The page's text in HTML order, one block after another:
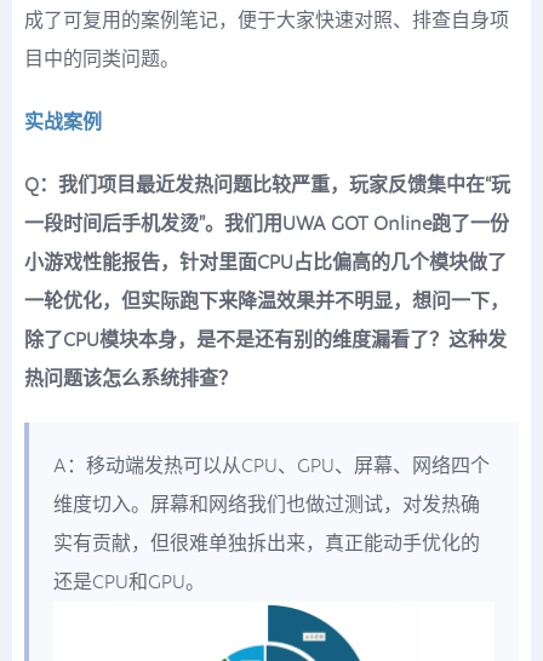
成了可复用的案例笔记，便于大家快速对照、排查自身项
目中的同类问题。
实战案例
Q：我们项目最近发热问题比较严重，玩家反馈集中在“玩
一段时间后手机发烫”。我们用UWA GOT Online跑了一份
小游戏性能报告，针对里面CPU占比偏高的几个模块做了
一轮优化，但实际跑下来降温效果并不明显，想问一下，
除了CPU模块本身，是不是还有别的维度漏看了？这种发
热问题该怎么系统排查？
A：移动端发热可以从CPU、GPU、屏幕、网络四个
维度切入。屏幕和网络我们也做过测试，对发热确
实有贡献，但很难单独拆出来，真正能动手优化的
还是CPU和GPU。